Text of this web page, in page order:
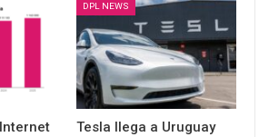
DPL NEWS
Tesla llega a Uruguay